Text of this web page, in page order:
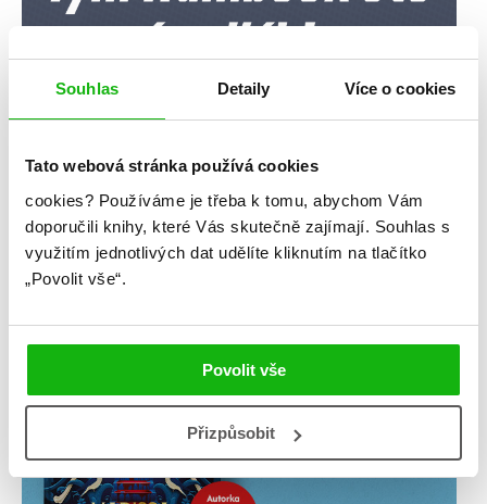
Souhlas Detaily Více o cookies
Tato webová stránka používá cookies
cookies? Používáme je třeba k tomu, abychom Vám
doporučili knihy, které Vás skutečně zajímají. Souhlas s
využitím jednotlivých dat udělíte kliknutím na tlačítko
„Povolit vše“.
Povolit vše
Přizpůsobit